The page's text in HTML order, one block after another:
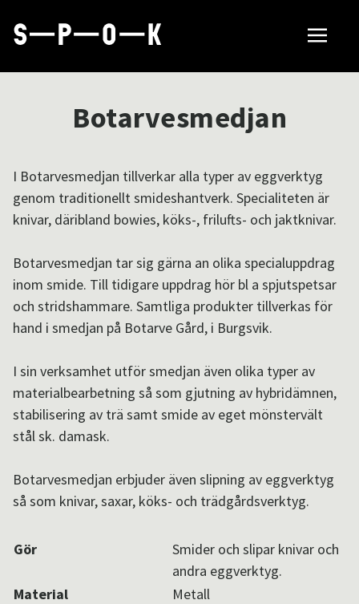
Hubbar
Om SPOK
Samarbeten
Aktuellt i SPOK-nätverket
Botarvesmedjan
I Botarvesmedjan tillverkar alla typer av eggverktyg
genom traditionellt smideshantverk. Specialiteten är
knivar, däribland bowies, köks-, frilufts- och jaktknivar.
Botarvesmedjan tar sig gärna an olika specialuppdrag
inom smide. Till tidigare uppdrag hör bl a spjutspetsar
och stridshammare. Samtliga produkter tillverkas för
hand i smedjan på Botarve Gård, i Burgsvik.
I sin verksamhet utför smedjan även olika typer av
materialbearbetning så som gjutning av hybridämnen,
stabilisering av trä samt smide av eget mönstervält
stål sk. damask.
Botarvesmedjan erbjuder även slipning av eggverktyg
så som knivar, saxar, köks- och trädgårdsverktyg.
Gör
Smider och slipar knivar och
andra eggverktyg.
Material
Metall